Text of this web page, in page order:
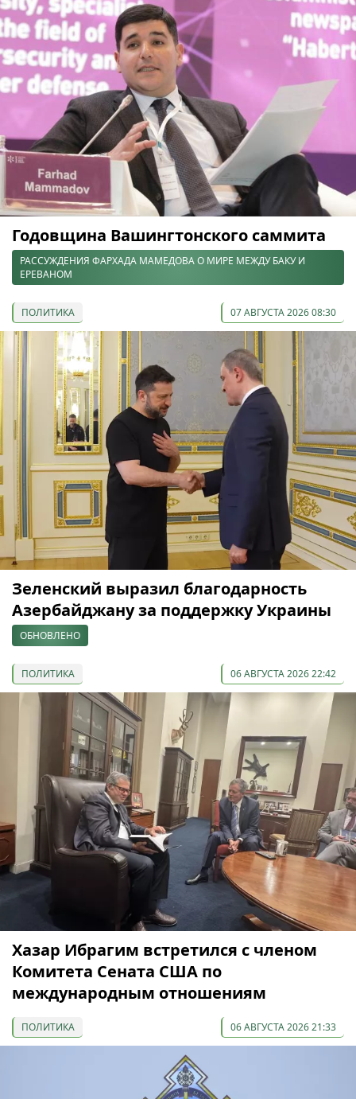
Годовщина Вашингтонского саммита
РАССУЖДЕНИЯ ФАРХАДА МАМЕДОВА О МИРЕ МЕЖДУ БАКУ И
ЕРЕВАНОМ
ПОЛИТИКА 07 АВГУСТА 2026 08:30
Зеленский выразил благодарность
Азербайджану за поддержку Украины
ОБНОВЛЕНО
ПОЛИТИКА 06 АВГУСТА 2026 22:42
Хазар Ибрагим встретился с членом
Комитета Сената США по
международным отношениям
ПОЛИТИКА 06 АВГУСТА 2026 21:33